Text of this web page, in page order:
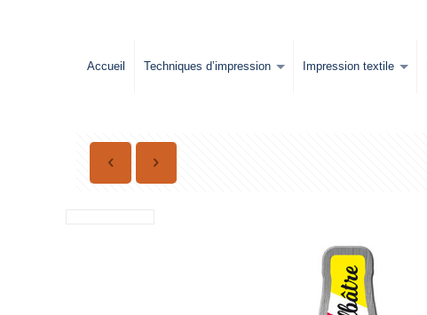
Accueil Techniques d’impression Impression textile